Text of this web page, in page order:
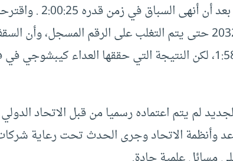
حاجز الساعتين
أطول إلى عام 2032 حتى يتم التغلب على الرقم
الإنسان هو 1:58:05، لكن النتيجة التي حققها العداء
لم يتم اعتماده رسميا من قبل الاتحاد
وأنظمة الاتحاد وجرى الحدث تحت رعاية